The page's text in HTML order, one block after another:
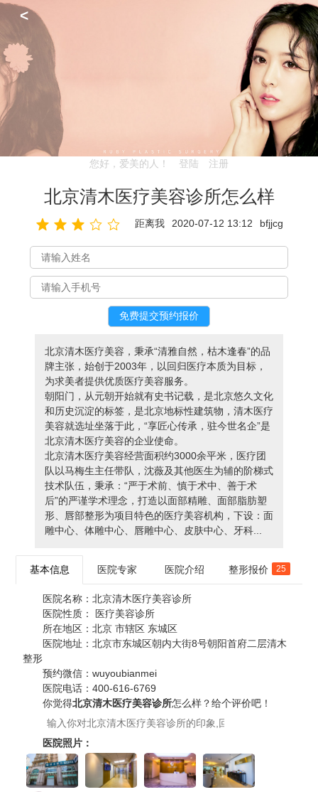
<
您好，爱美的人！ 登陆 注册
北京清木医疗美容诊所怎么样
距离我 2020-07-12 13:12 bfjjcg
北京清木医疗美容，秉承“清雅自然，枯木逢春”的品
牌主张，始创于2003年，以回归医疗本质为目标，
为求美者提供优质医疗美容服务。
朝阳门，从元朝开始就有史书记载，是北京悠久文化
和历史沉淀的标签，是北京地标性建筑物，清木医疗
美容就选址坐落于此，“享匠心传承，驻今世名企”是
北京清木医疗美容的企业使命。
北京清木医疗美容经营面积约3000余平米，医疗团
队以马梅生主任带队，沈薇及其他医生为辅的阶梯式
技术队伍，秉承：“严于术前、慎于术中、善于术
后”的严谨学术理念，打造以面部精雕、面部脂肪塑
形、唇部整形为项目特色的医疗美容机构，下设：面
雕中心、体雕中心、唇雕中心、皮肤中心、牙科...
基本信息 医院专家 医院介绍 整形报价 25
医院名称：北京清木医疗美容诊所
医院性质：
医疗美容诊所
所在地区：北京 市辖区 东城区
医院地址：北京市东城区朝内大街8号朝阳首府二层清木
整形
预约微信：wuyoubianmei
医院电话：400-616-6769
你觉得北京清木医疗美容诊所怎么样？给个评价吧！
医院照片：